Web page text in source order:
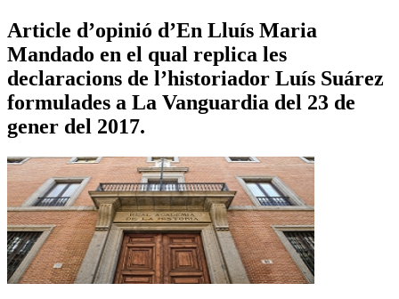
Article d’opinió d’En Lluís Maria
Mandado en el qual replica les
declaracions de l’historiador Luís Suárez
formulades a La Vanguardia del 23 de
gener del 2017.